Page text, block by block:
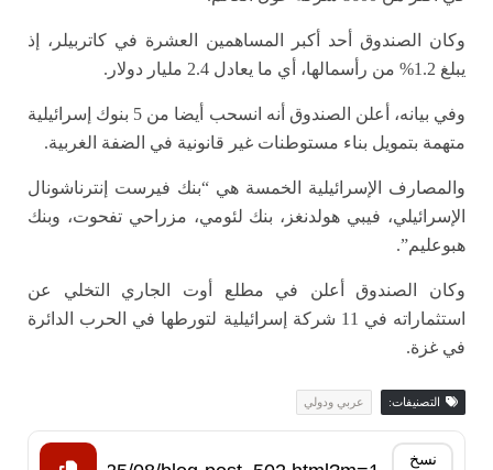
وكان الصندوق أحد أكبر المساهمين العشرة في كاتربيلر، إذ
يبلغ 1.2% من رأسمالها، أي ما يعادل 2.4 مليار دولار.
وفي بيانه، أعلن الصندوق أنه انسحب أيضا من 5 بنوك إسرائيلية
متهمة بتمويل بناء مستوطنات غير قانونية في الضفة الغربية.
والمصارف الإسرائيلية الخمسة هي “بنك فيرست إنترناشونال
الإسرائيلي، فيبي هولدنغز، بنك لئومي، مزراحي تفحوت، وبنك
هبوعليم”.
وكان الصندوق أعلن في مطلع أوت الجاري التخلي عن
استثماراته في 11 شركة إسرائيلية لتورطها في الحرب الدائرة
في غزة.
التصنيفات: عربي ودولي
نسخ